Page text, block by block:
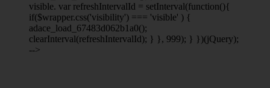
visible. var refreshIntervalId = setInterval(function(){
if($wrapper.css('visibility') === 'visible' ) {
adace_load_67483d062b1a0();
clearInterval(refreshIntervalId); } }, 999); } })(jQuery);
-->